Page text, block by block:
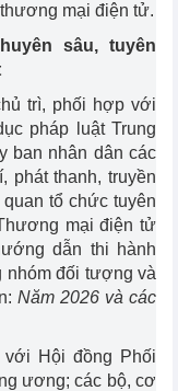
mại điện tử.
sâu, tuyên
trì, phối hợp với
pháp luật Trung
ban nhân dân các
phát thanh, truyền
tổ chức tuyên
mại điện tử
dẫn thi hành
nhóm đối tượng và
Năm 2026 và các
Hội đồng Phối
ương; các bộ, cơ